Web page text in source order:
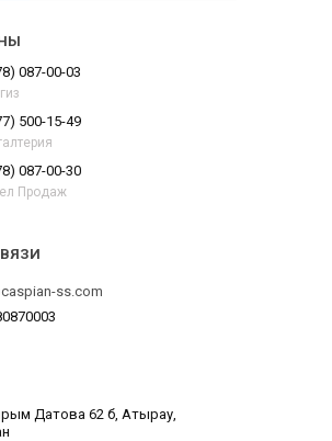
087-00-03
500-15-49
087-00-30
Продаж
ss.com
Датова 62 б, Атырау,